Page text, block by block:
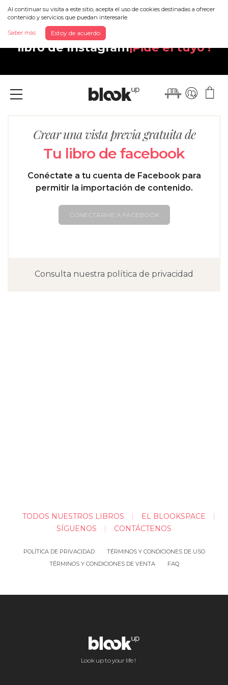
Al continuar su visita a este sitio, acepta el uso de cookies destinadas a ofrecer
contenido y servicios que puedan interesarle.
Saber más Estoy de acuerdo
Descubra tu nuevo y magnífico
libro de Instagram¡Pide el tuyo !
Menu
Crear una vista previa gratuita de
Tu libro de facebook
Conéctate a tu cuenta de Facebook para
permitir la importación de contenido.
CONECTARME A FACEBOOK
Consulta nuestra política de privacidad
TODOS NUESTROS LIBROS
EL BLOOKSPACE
SÍGUENOS
CONTÁCTENOS
POLÍTICA DE PRIVACIDAD
TÉRMINOS Y CONDICIONES DE USO
TÉRMINOS Y CONDICIONES DE VENTA
FAQ
Look up to your life !